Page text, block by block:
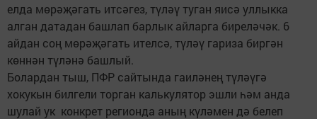
елда мөрәҗәгать итсәгез, түләү туган яисә уллыкка
алган датадан башлап барлык айларга биреләчәк. 6
айдан соң мөрәҗәгать ителсә, түләү гариза биргән
көннән түләнә башлый.
Болардан тыш, ПФР сайтында гаиләнең түләүгә
хокукын билгели торган калькулятор эшли һәм анда
шулай ук конкрет регионда аның күләмен дә белеп